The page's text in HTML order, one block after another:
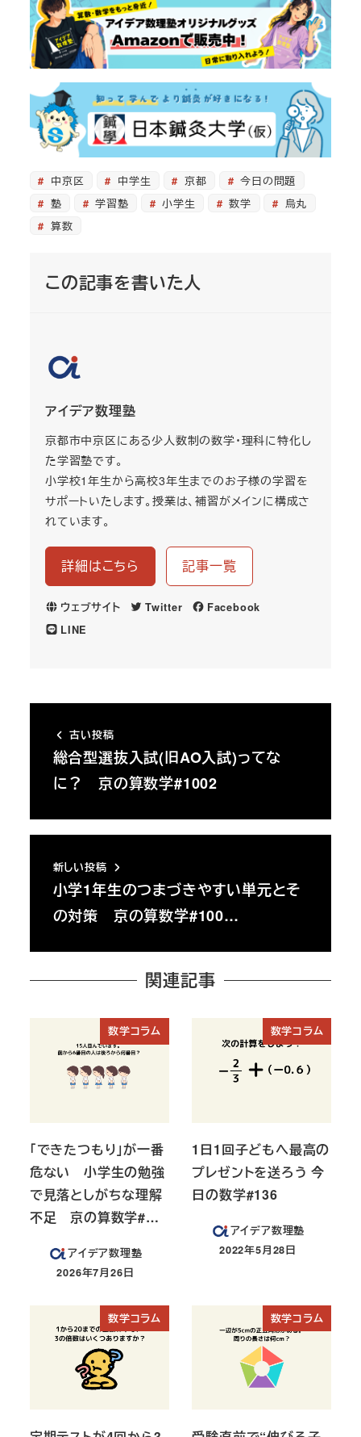
中京区 中学生 京都
今日の問題
塾
学習塾 小学生 数学
烏丸
算数
この記事を書いた人
アイデア数理塾
京都市中京区にある少人数制の数学・理科に特化し
た学習塾です。
小学校1年生から高校3年生までのお子様の学習を
サポートいたします。授業は、補習がメインに構成さ
れています。
詳細はこちら 記事一覧
ウェブサイト Twitter
Facebook
LINE
古い投稿
総合型選抜入試(旧AO入試)ってな
に？ 京の算数学#1002
新しい投稿
小学1年生のつまづきやすい単元とそ
の対策 京の算数学#100…
関連記事
数学コラム
「できたつもり」が一番
危ない 小学生の勉強
で見落としがちな理解
不足 京の算数学#…
アイデア数理塾
投稿日
2026年7月26日
数学コラム
1日1回子どもへ最高の
プレゼントを送ろう 今
日の数学#136
アイデア数理塾
投稿日
2022年5月28日
数学コラム 数学コラム